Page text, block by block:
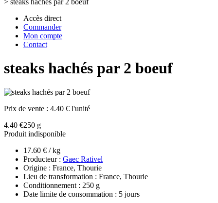
> steaks hachés par 2 boeuf
Accès direct
Commander
Mon compte
Contact
steaks hachés par 2 boeuf
Prix de vente : 4.40 € l'unité
4.40 €250 g
Produit indisponible
17.60 € / kg
Producteur : Gaec Rativel
Origine : France, Thourie
Lieu de transformation : France, Thourie
Conditionnement : 250 g
Date limite de consommation : 5 jours